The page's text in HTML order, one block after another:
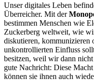
Unser digitales Leben
Überreicher. Mit der
bestimmen Menschen wie
Zuckerberg weltweit, wie
diskutieren, kommunizieren
unkontrollierten Einfluss
besitzen, weil wir dann
gute Nachricht: Diese
können sie ihnen auch